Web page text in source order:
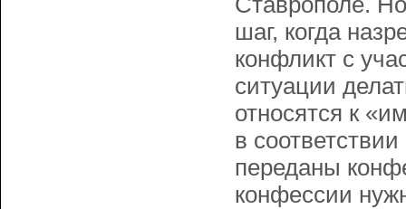
шаг, когда
конфликт с
ситуации
относятся к
в
переданы
конфессии